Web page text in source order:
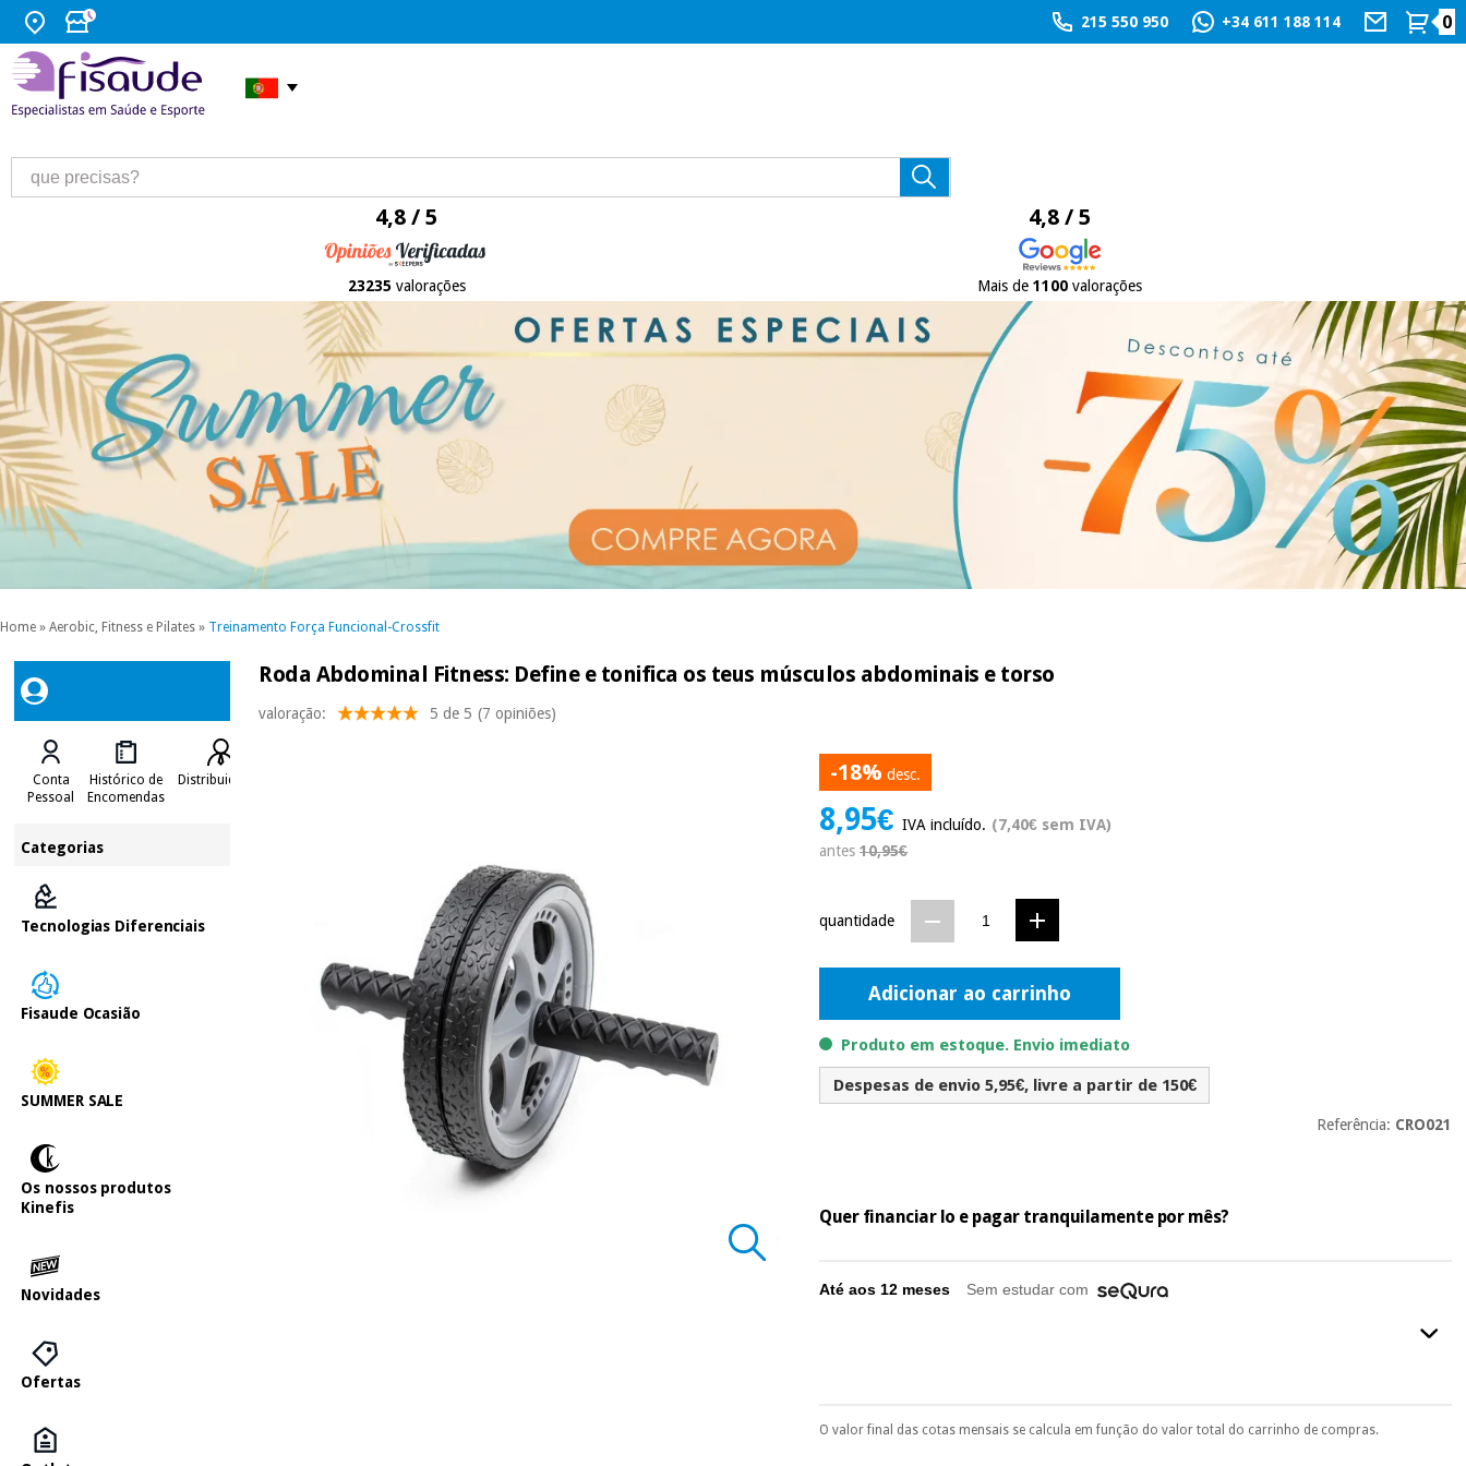
215 550 950 +34 611 188 114 0
4,8 / 5
23235 valorações
4,8 / 5
Mais de 1100valorações
Home » Aerobic, Fitness e Pilates » Treinamento Força Funcional-Crossfit
Conta
Pessoal
Histórico de
Encomendas
Distribuidores
Categorias
Tecnologias Diferenciais
Fisaude Ocasião
SUMMER SALE
Os nossos produtos
Kinefis
Novidades
Ofertas
Roda Abdominal Fitness: Define e tonifica os teus músculos abdominais e torso
valoração: 5 de 5 (7 opiniões)
-18% desc.
8,95€IVA incluído. (7,40€ sem IVA)
antes10,95€
quantidade
Adicionar ao carrinho
Produto em estoque. Envio imediato
Despesas de envio 5,95€, livre a partir de 150€
Referência: CRO021
Quer financiar lo e pagar tranquilamente por mês?
Até aos 12 meses Sem estudar com
Pode escolhê-lo no final do processo de compra, ao escolher o método de pagamento.
O valor final das cotas mensais se calcula em função do valor total do carrinho de compras.